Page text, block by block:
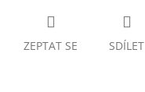
ZEPTAT SE SDÍLET